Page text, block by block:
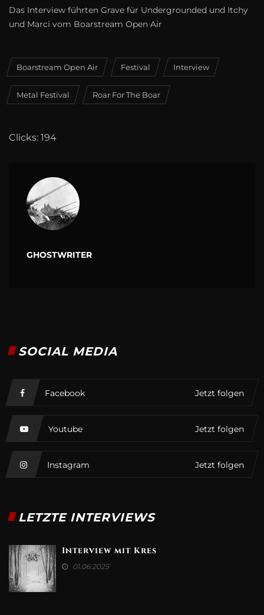
Das Interview führten Grave für Undergrounded und Itchy
und Marci vom Boarstream Open Air
Boarstream Open Air Festival Interview
Metal Festival Roar For The Boar
Clicks: 194
GHOSTWRITER
SOCIAL MEDIA
Facebook Jetzt folgen
Youtube Jetzt folgen
Instagram Jetzt folgen
LETZTE INTERVIEWS
Interview mit Kres
01.06.2025